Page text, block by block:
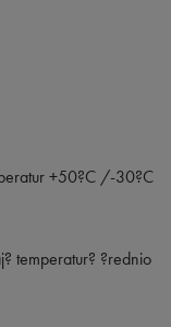
+50?C /-30?C
temperatur? ?rednio